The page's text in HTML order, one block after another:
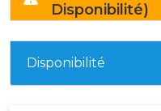
Disponibilité)
Disponibilité